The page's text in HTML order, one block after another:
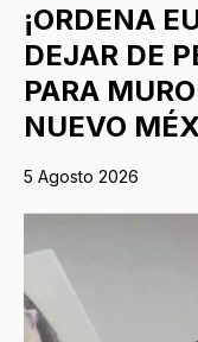
¡ORDENA
DEJAR DE
PARA
NUEVO
5 Agosto 2026